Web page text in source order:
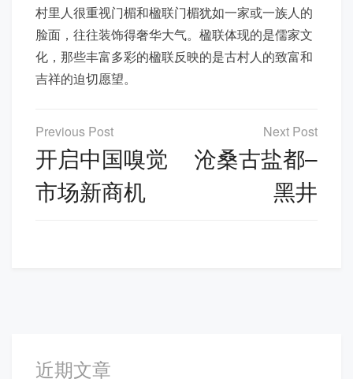
村里人很重视门楣和楹联门楣犹如一家或一族人的
脸面，往往装饰得奢华大气。楹联体现的是儒家文
化，那些丰富多彩的楹联反映的是古村人的致富和
吉祥的迫切愿望。
文
章
导
航
开启中国嗅觉
市场新商机
沧桑古盐都–
黑井
近期文章